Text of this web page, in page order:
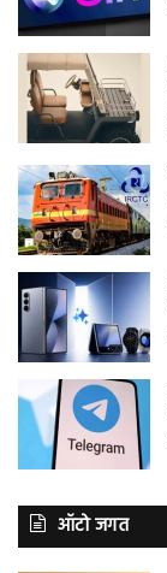
ऑटो जगत